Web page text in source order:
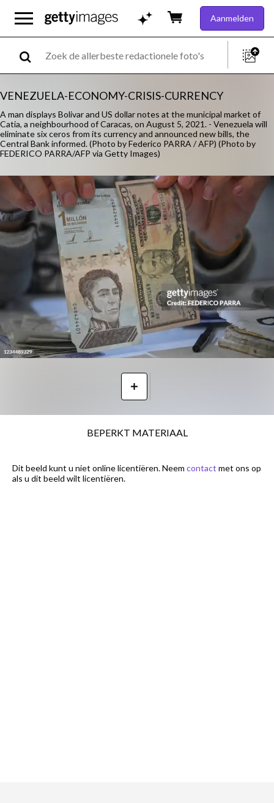
Aanmelden
VENEZUELA-ECONOMY-CRISIS-CURRENCY
A man displays Bolivar and US dollar notes at the municipal market of
Catia, a neighbourhood of Caracas, on August 5, 2021. - Venezuela will
eliminate six ceros from its currency and announced new bills, the
Central Bank informed. (Photo by Federico PARRA / AFP) (Photo by
FEDERICO PARRA/AFP via Getty Images)
BEPERKT MATERIAAL
Dit beeld kunt u niet online licentiëren. Neem contact met ons op
als u dit beeld wilt licentiëren.